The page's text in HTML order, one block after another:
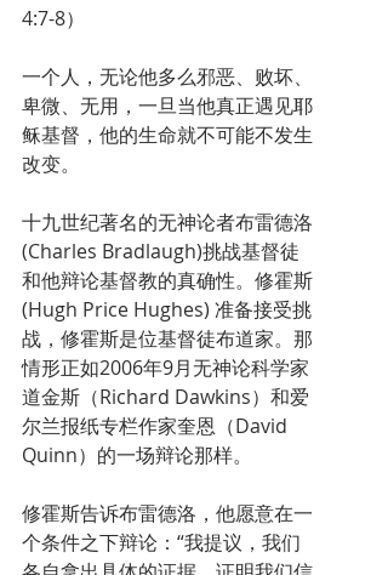
4:7-8）
一个人，无论他多么邪恶、败坏、
卑微、无用，一旦当他真正遇见耶
稣基督，他的生命就不可能不发生
改变。
十九世纪著名的无神论者布雷德洛
(Charles Bradlaugh)挑战基督徒
和他辩论基督教的真确性。修霍斯
(Hugh Price Hughes) 准备接受挑
战，修霍斯是位基督徒布道家。那
情形正如2006年9月无神论科学家
道金斯（Richard Dawkins）和爱
尔兰报纸专栏作家奎恩（David
Quinn）的一场辩论那样。
修霍斯告诉布雷德洛，他愿意在一
个条件之下辩论：“我提议，我们